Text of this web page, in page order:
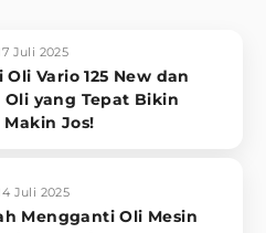
Juli 2025
Oli Vario 125 New dan
yang Tepat Bikin
Jos!
Juli 2025
Mengganti Oli Mesin